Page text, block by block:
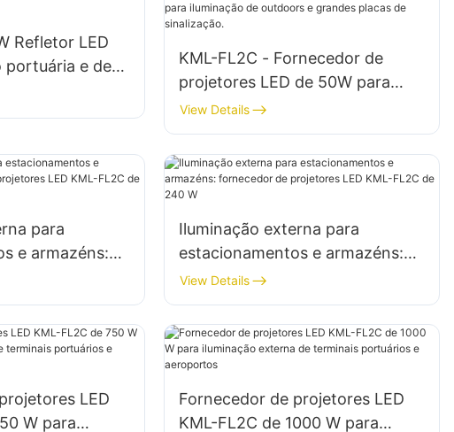
Refletor LED
portuária e de
KML-FL2C - Fornecedor de
projetores LED de 50W para
iluminação de outdoors e
grandes placas de sinalização.
View Details
para
e armazéns:
LED
W
Iluminação externa para
estacionamentos e armazéns:
fornecedor de projetores LED
KML-FL2C de 240 W
View Details
LED
W para
Fornecedor de projetores LED
KML-FL2C de 1000 W para